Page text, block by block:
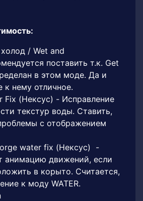
/ Wet and
поставить т.к. Get
в этом моде. Да и
к нему отличное.
Fix (Нексус) - Исправление
текстур воды. Ставить,
с отображением
water fix (Нексус) -
анимацию движений, если
в корыто. Считается,
к моду WATER.